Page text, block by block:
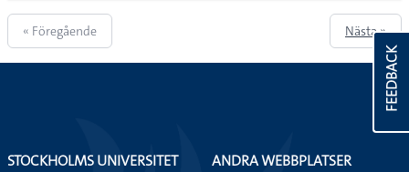
« Föregående Nästa »
FEEDBACK
STOCKHOLMS UNIVERSITET
ANDRA WEBBPLATSER